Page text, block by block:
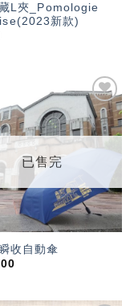
L夾_Pomologie
新款)
加入
「願
望輕
已售完
收自動傘